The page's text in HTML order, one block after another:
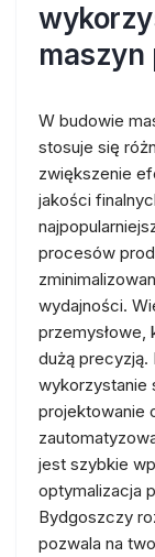
maszyn
W budowie
stosuje się
zwiększenie
jakości
procesów
wydajności.
przemysłowe,
dużą precyzją.
wykorzystanie
projektowanie
jest szybkie
optymalizacja
Bydgoszczy
pozwala na